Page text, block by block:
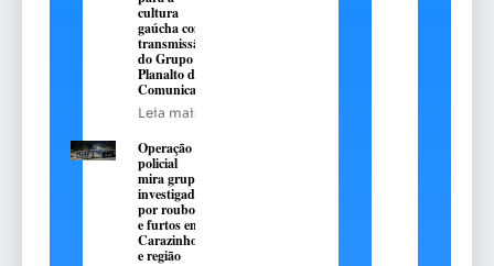
cultura
gaúcha com
transmissão
do Grupo
Planalto de
Comunicação
Leia mais
Operação
policial
mira grupo
investigado
por roubos
e furtos em
Carazinho
e região